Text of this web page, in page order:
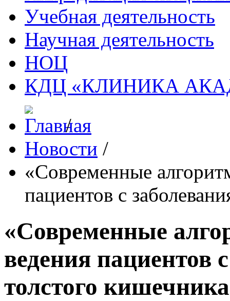
Учебная деятельность
Научная деятельность
НОЦ
КДЦ «КЛИНИКА
/
Новости /
«Современные
пациентов с
«Современные
ведения пациентов
толстого